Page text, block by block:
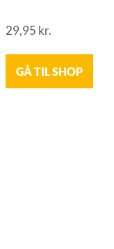
29,95 kr.
GÅ TIL SHOP